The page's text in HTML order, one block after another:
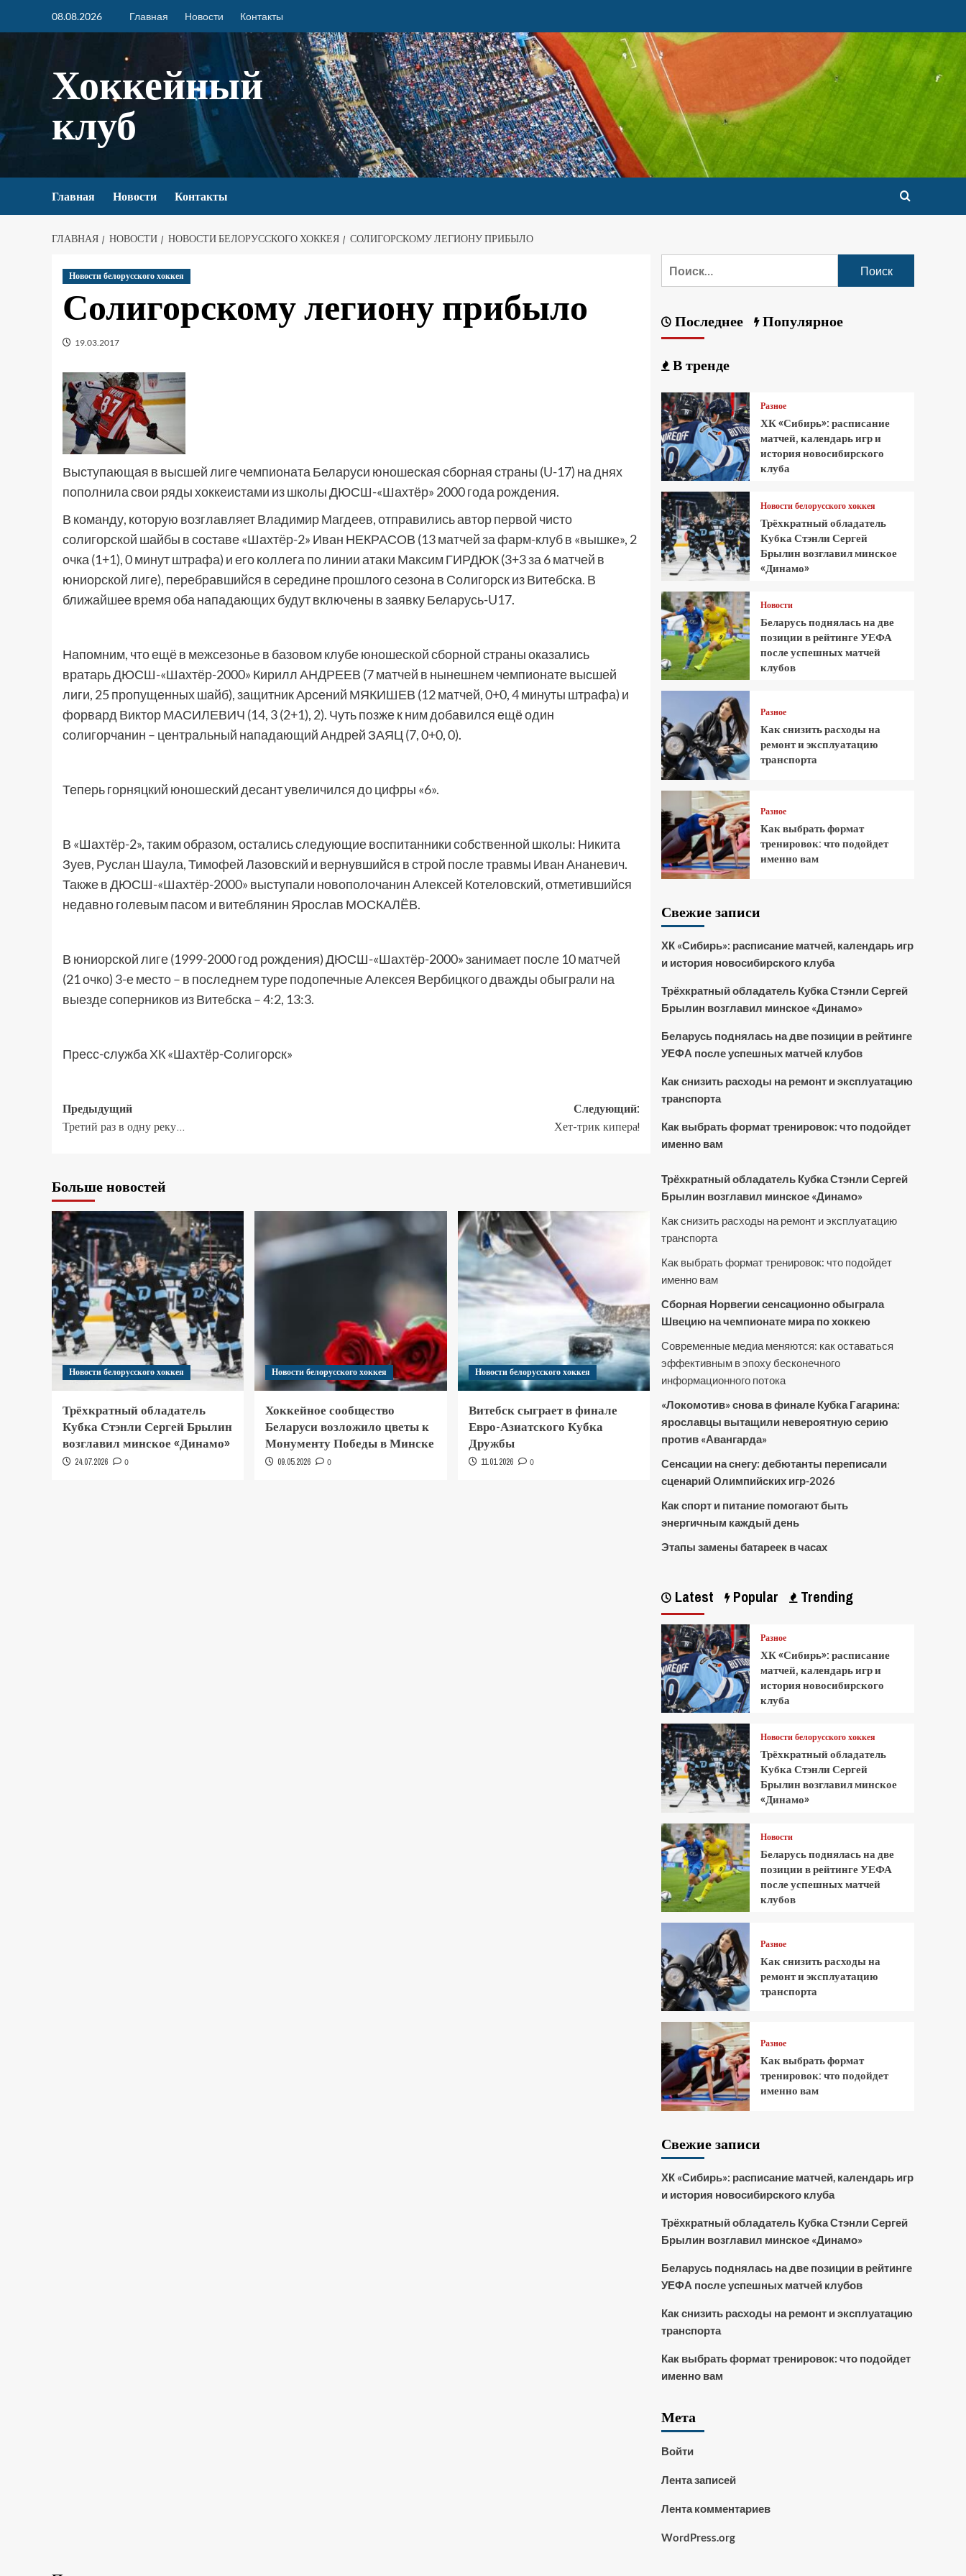
08.08.2026 Главная Новости Контакты
Хоккейный
клуб
Главная Новости Контакты
ГЛАВНАЯ НОВОСТИ НОВОСТИ БЕЛОРУССКОГО ХОККЕЯ СОЛИГОРСКОМУ ЛЕГИОНУ ПРИБЫЛО
Новости белорусского хоккея
Солигорскому легиону прибыло
19.03.2017
Выступающая в высшей лиге чемпионата Беларуси юношеская сборная страны (U-17) на днях
пополнила свои ряды хоккеистами из школы ДЮСШ-«Шахтёр» 2000 года рождения.
В команду, которую возглавляет Владимир Магдеев, отправились автор первой чисто
солигорской шайбы в составе «Шахтёр-2» Иван НЕКРАСОВ (13 матчей за фарм-клуб в «вышке», 2
очка (1+1), 0 минут штрафа) и его коллега по линии атаки Максим ГИРДЮК (3+3 за 6 матчей в
юниорской лиге), перебравшийся в середине прошлого сезона в Солигорск из Витебска. В
ближайшее время оба нападающих будут включены в заявку Беларусь-U17.
Напомним, что ещё в межсезонье в базовом клубе юношеской сборной страны оказались
вратарь ДЮСШ-«Шахтёр-2000» Кирилл АНДРЕЕВ (7 матчей в нынешнем чемпионате высшей
лиги, 25 пропущенных шайб), защитник Арсений МЯКИШЕВ (12 матчей, 0+0, 4 минуты штрафа) и
форвард Виктор МАСИЛЕВИЧ (14, 3 (2+1), 2). Чуть позже к ним добавился ещё один
солигорчанин – центральный нападающий Андрей ЗАЯЦ (7, 0+0, 0).
Теперь горняцкий юношеский десант увеличился до цифры «6».
В «Шахтёр-2», таким образом, остались следующие воспитанники собственной школы: Никита
Зуев, Руслан Шаула, Тимофей Лазовский и вернувшийся в строй после травмы Иван Ананевич.
Также в ДЮСШ-«Шахтёр-2000» выступали новополочанин Алексей Котеловский, отметившийся
недавно голевым пасом и витеблянин Ярослав МОСКАЛЁВ.
В юниорской лиге (1999-2000 год рождения) ДЮСШ-«Шахтёр-2000» занимает после 10 матчей
(21 очко) 3-е место – в последнем туре подопечные Алексея Вербицкого дважды обыграли на
выезде соперников из Витебска – 4:2, 13:3.
Пресс-служба ХК «Шахтёр-Солигорск»
Предыдущий
Третий раз в одну реку…
Следующий:
Хет-трик кипера!
Больше новостей
Новости белорусского хоккея
Трёхкратный обладатель
Кубка Стэнли Сергей Брылин
возглавил минское «Динамо»
24.07.2026 0
Новости белорусского хоккея
Хоккейное сообщество
Беларуси возложило цветы к
Монументу Победы в Минске
09.05.2026 0
Новости белорусского хоккея
Витебск сыграет в финале
Евро-Азиатского Кубка
Дружбы
11.01.2026 0
Последнее Популярное
В тренде
Разное
ХК «Сибирь»: расписание
матчей, календарь игр и
история новосибирского
клуба
Новости белорусского хоккея
Трёхкратный обладатель
Кубка Стэнли Сергей
Брылин возглавил минское
«Динамо»
Новости
Беларусь поднялась на две
позиции в рейтинге УЕФА
после успешных матчей
клубов
Разное
Как снизить расходы на
ремонт и эксплуатацию
транспорта
Разное
Как выбрать формат
тренировок: что подойдет
именно вам
Свежие записи
ХК «Сибирь»: расписание матчей, календарь игр
и история новосибирского клуба
Трёхкратный обладатель Кубка Стэнли Сергей
Брылин возглавил минское «Динамо»
Беларусь поднялась на две позиции в рейтинге
УЕФА после успешных матчей клубов
Как снизить расходы на ремонт и эксплуатацию
транспорта
Как выбрать формат тренировок: что подойдет
именно вам
Трёхкратный обладатель Кубка Стэнли Сергей
Брылин возглавил минское «Динамо»
Как снизить расходы на ремонт и эксплуатацию
транспорта
Как выбрать формат тренировок: что подойдет
именно вам
Сборная Норвегии сенсационно обыграла
Швецию на чемпионате мира по хоккею
Современные медиа меняются: как оставаться
эффективным в эпоху бесконечного
информационного потока
«Локомотив» снова в финале Кубка Гагарина:
ярославцы вытащили невероятную серию
против «Авангарда»
Сенсации на снегу: дебютанты переписали
сценарий Олимпийских игр-2026
Как спорт и питание помогают быть
энергичным каждый день
Этапы замены батареек в часах
Latest Popular Trending
Разное
ХК «Сибирь»: расписание
матчей, календарь игр и
история новосибирского
клуба
Новости белорусского хоккея
Трёхкратный обладатель
Кубка Стэнли Сергей
Брылин возглавил минское
«Динамо»
Новости
Беларусь поднялась на две
позиции в рейтинге УЕФА
после успешных матчей
клубов
Разное
Как снизить расходы на
ремонт и эксплуатацию
транспорта
Разное
Как выбрать формат
тренировок: что подойдет
именно вам
Свежие записи
ХК «Сибирь»: расписание матчей, календарь игр
и история новосибирского клуба
Трёхкратный обладатель Кубка Стэнли Сергей
Брылин возглавил минское «Динамо»
Беларусь поднялась на две позиции в рейтинге
УЕФА после успешных матчей клубов
Как снизить расходы на ремонт и эксплуатацию
транспорта
Как выбрать формат тренировок: что подойдет
именно вам
Мета
Войти
Лента записей
Лента комментариев
WordPress.org